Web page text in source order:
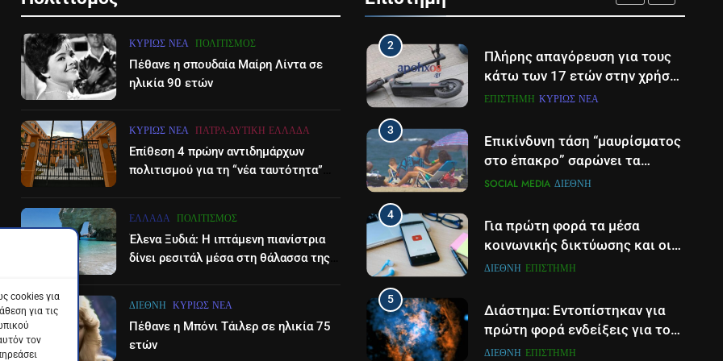
cookies για
για τις
τον
ΚΥΡΊΩΣ ΝΈΑ ΠΟΛΙΤΙΣΜΌΣ
Πέθανε η σπουδαία Μαίρη Λίντα σε
ηλικία 90 ετών
ΚΥΡΊΩΣ ΝΈΑ ΠΆΤΡΑ-ΔΥΤΙΚΉ ΕΛΛΆΔΑ
Επίθεση 4 πρώην αντιδημάρχων
πολιτισμού για τη “νέα ταυτότητα”
ΕΛΛΆΔΑ ΠΟΛΙΤΙΣΜΌΣ
Έλενα Ξυδιά: Η ιπτάμενη πιανίστρια
δίνει ρεσιτάλ μέσα στη θάλασσα της
ΔΙΕΘΝΉ ΚΥΡΊΩΣ ΝΈΑ
Πέθανε η Μπόνι Τάιλερ σε ηλικία 75
ετών
Αιτωλοακαρνανία
ΕΠΙΣΤΉΜΗ ΠΆΤΡΑ-ΔΥΤΙΚΉ ΕΛΛΆΔΑ
2
Πλήρης απαγόρευση για τους
κάτω των 17 ετών στην χρήση
πατινιού- Οι νέες ρυθμίσεις
ΕΠΙΣΤΉΜΗ ΚΥΡΊΩΣ ΝΈΑ
3
Επικίνδυνη τάση “μαυρίσματος
στο έπακρο” σαρώνει τα
σόσιαλ
SOCIAL MEDIA ΔΙΕΘΝΉ
4
Για πρώτη φορά τα μέσα
κοινωνικής δικτύωσης και οι
πλατφόρμες βίντεο
περισσότερο για ενημέρωση,
σε παγκόσμιο επίπεδο
ΔΙΕΘΝΉ ΕΠΙΣΤΉΜΗ
5
Διάστημα: Εντοπίστηκαν για
πρώτη φορά ενδείξεις για τον
άνεμο που εκπέμπει η μαύρη
ΔΙΕΘΝΉ ΕΠΙΣΤΉΜΗ